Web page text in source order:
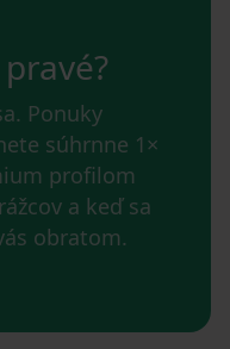
Ponuky
súhrnne 1×
profilom
a keď sa
obratom.